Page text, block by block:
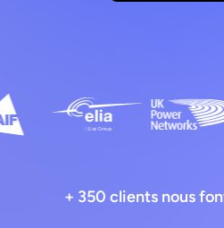
+ 350 clients nous